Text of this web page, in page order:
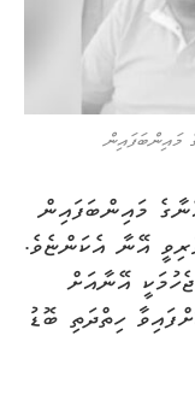
މައިންބަފައިން
މައިންބަފައިން
އޭނާ އެކަންޏެވެ.
އޭނާއަށް
ހިތްދަތި ބޮޑު